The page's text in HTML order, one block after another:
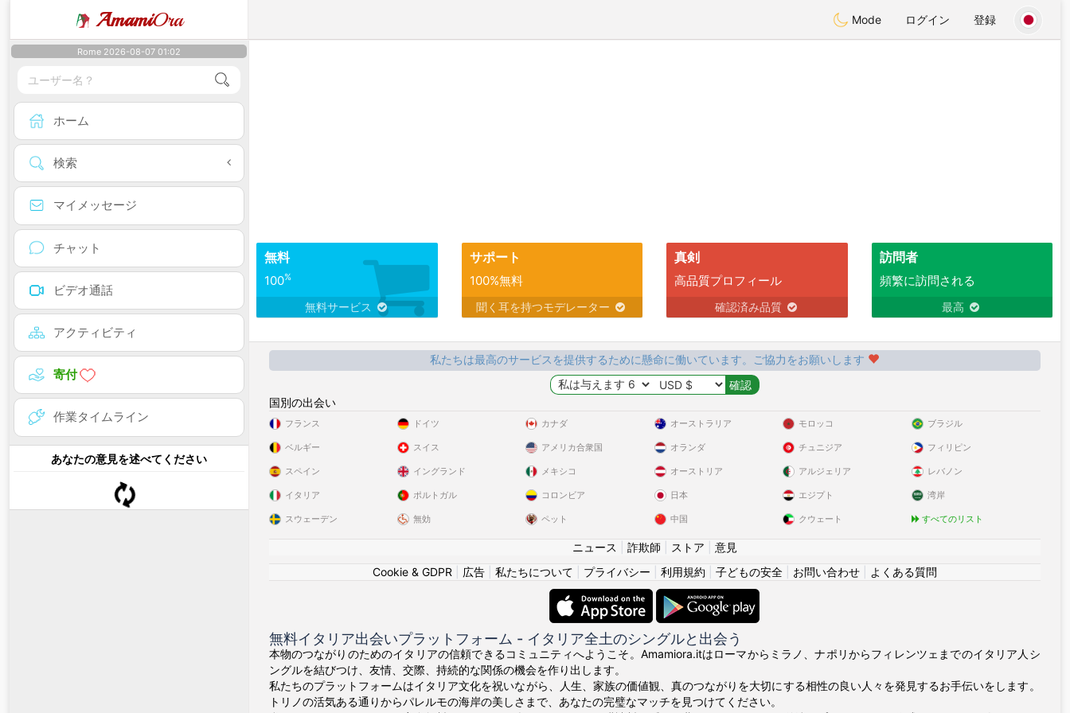
AmamiOra Mode ログイン 登録
Rome 2026-08-07 01:02
ホーム
検索
マイメッセージ
チャット
ビデオ通話
アクティビティ
寄付
作業タイムライン
あなたの意見を述べてください
無料
100%
無料サービス
サポート
100%無料
聞く耳を持つモデレーター
真剣
高品質プロフィール
確認済み品質
訪問者
頻繁に訪問される
最高
私たちは最高のサービスを提供するために懸命に働いています。ご協力をお願いします
国別の出会い
フランス
ベルギー
スペイン
イタリア
スウェーデン
ドイツ
スイス
イングランド
ポルトガル
無効
カナダ
アメリカ合衆国
メキシコ
コロンビア
ペット
オーストラリア
オランダ
オーストリア
日本
中国
モロッコ
チュニジア
アルジェリア
エジプト
クウェート
ブラジル
フィリピン
レバノン
湾岸
すべてのリスト
ニュース 詐欺師 ストア
意見
Cookie & GDPR
広告| 私たちについて プライバシー 利用規約 子どもの安全| お問い合わせ| よくある質問
無料イタリア出会いプラットフォーム - イタリア全土のシングルと出会う
本物のつながりのためのイタリアの信頼できるコミュニティへようこそ。Amamiora.itはローマからミラノ、ナポリからフィレンツェまでのイタリア人シ
ングルを結びつけ、友情、交際、持続的な関係の機会を作り出します。
私たちのプラットフォームはイタリア文化を祝いながら、人生、家族の価値観、真のつながりを大切にする相性の良い人々を発見するお手伝いをします。
トリノの活気ある通りからパレルモの海岸の美しさまで、あなたの完璧なマッチを見つけてください。